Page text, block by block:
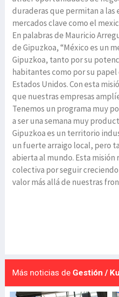
duraderas que permitan a las
mercados clave como el
En palabras de Mauricio
de Gipuzkoa, “México es un
Gipuzkoa, tanto por su
habitantes como por su
Estados Unidos. Con esta
que nuestras empresas
Tenemos un programa muy
a ser una semana muy
Gipuzkoa es un territorio
un fuerte arraigo local, pero
abierta al mundo. Esta misión
colectiva por seguir
valor más allá de nuestras
Más noticias de Gestión /